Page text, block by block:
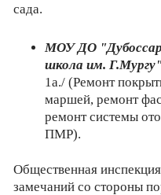
сада.
МОУ ДО
школа им.
1а./ (Ремонт
маршей, ремонт
ремонт системы
ПМР).
Общественная
замечаний со стороны